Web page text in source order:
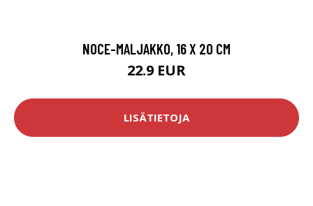
NOCE-MALJAKKO, 16 X 20 CM
22.9 EUR
LISÄTIETOJA